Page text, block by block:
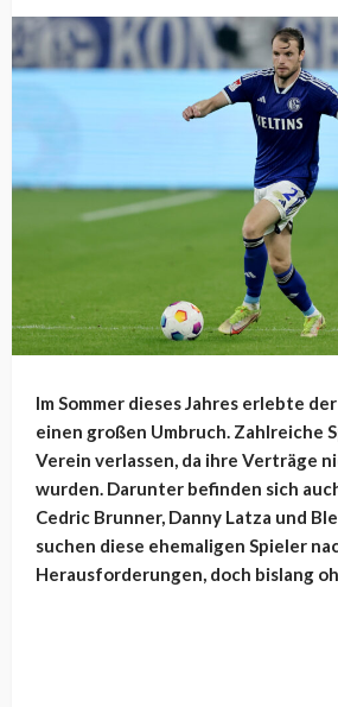
Im Sommer dieses Jahres erlebte
einen großen Umbruch. Zahlreiche
Verein verlassen, da ihre Verträge
wurden. Darunter befinden sich
Cedric Brunner, Danny Latza und
suchen diese ehemaligen Spieler
Herausforderungen, doch bislang